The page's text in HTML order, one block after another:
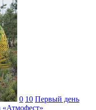
0 10 Первый день
«Атмофест»